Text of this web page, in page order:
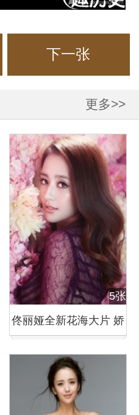
下一张
更多>>
5张
佟丽娅全新花海大片 娇